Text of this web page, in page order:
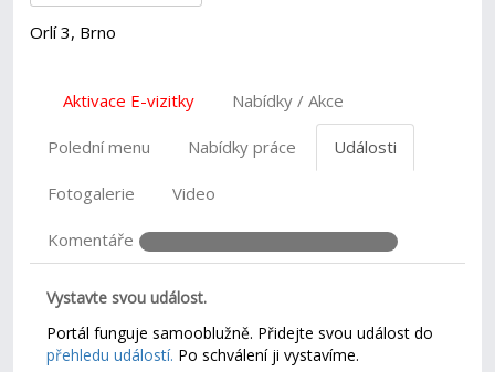
Orlí 3, Brno
Aktivace E-vizitky Nabídky / Akce
Polední menu Nabídky práce Události
Fotogalerie Video
Komentáře
Vystavte svou událost.
Portál funguje samooblužně. Přidejte svou událost do
přehledu událostí. Po schválení ji vystavíme.